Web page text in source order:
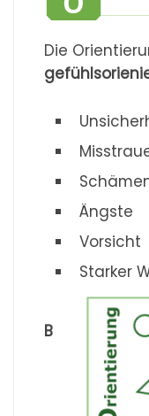
Die
Ängste
Vorsicht
Starker
B